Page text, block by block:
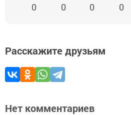
0 0 0 0
Расскажите друзьям
Нет комментариев